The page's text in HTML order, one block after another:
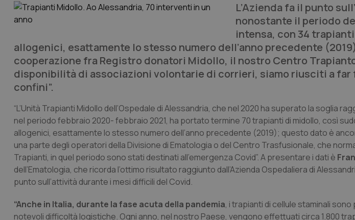
L’Azienda fa il punto
nonostante il periodo
intensa, con 34
allogenici, esattamente lo stesso numero dell’anno precedente
cooperazione fra Registro donatori Midollo, il nostro Centro
disponibilità di associazioni volontarie di corrieri, siamo riusciti a far
confini”.
“L’Unità Trapianti Midollo dell’Ospedale di Alessandria, che nel 2020 ha superato la soglia
nel periodo febbraio 2020- febbraio 2021, ha portato termine 70 trapianti di midollo, così
allogenici, esattamente lo stesso numero dell’anno precedente (2019); questo dato è
una parte degli operatori della Divisione di Ematologia o del Centro Trasfusionale, che
Trapianti, in quel periodo sono stati destinati all’emergenza Covid”. A presentare i dati è
dell’Ematologia, che ricorda l’ottimo risultato raggiunto dall’Azienda Ospedaliera di
punto sull’attività durante i mesi difficili del Covid.
“Anche in Italia, durante la fase acuta della pandemia, i trapianti di cellule staminali
notevoli difficoltà logistiche. Ogni anno, nel nostro Paese, vengono effettuati circa 1.800